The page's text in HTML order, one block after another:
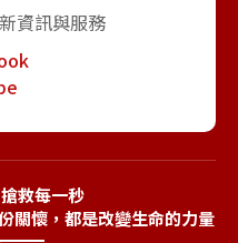
資訊與服務
救每一秒
關懷，都是改變生命的力量